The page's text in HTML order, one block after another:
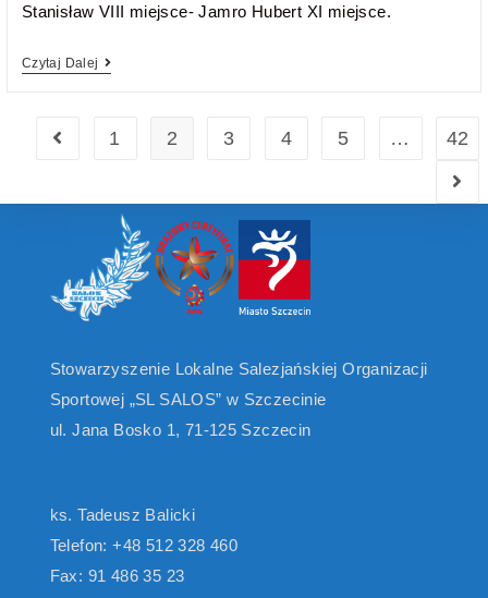
Stanisław VIII miejsce- Jamro Hubert XI miejsce.
Czytaj Dalej
1 2 3 4 5 … 42
Stowarzyszenie Lokalne Salezjańskiej Organizacji
Sportowej „SL SALOS” w Szczecinie
ul. Jana Bosko 1, 71-125 Szczecin
ks. Tadeusz Balicki
Telefon: +48 512 328 460
Fax: 91 486 35 23